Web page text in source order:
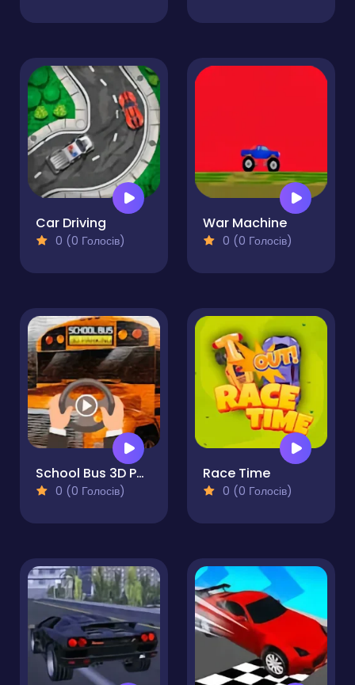
Car Driving
0 (0 Голосів)
War Machine
0 (0 Голосів)
School Bus 3D Parking
0 (0 Голосів)
Race Time
0 (0 Голосів)